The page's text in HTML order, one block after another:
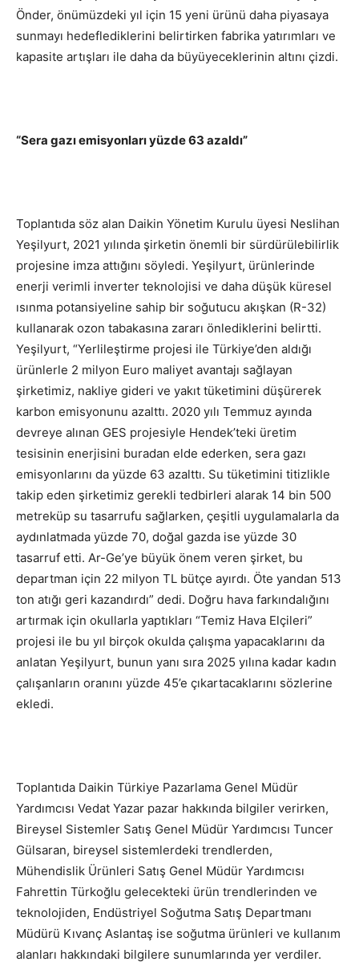
Önder, önümüzdeki yıl için 15 yeni ürünü daha piyasaya
sunmayı hedeflediklerini belirtirken fabrika yatırımları ve
kapasite artışları ile daha da büyüyeceklerinin altını çizdi.
“Sera gazı emisyonları yüzde 63 azaldı”
Toplantıda söz alan Daikin Yönetim Kurulu üyesi Neslihan
Yeşilyurt, 2021 yılında şirketin önemli bir sürdürülebilirlik
projesine imza attığını söyledi. Yeşilyurt, ürünlerinde
enerji verimli inverter teknolojisi ve daha düşük küresel
ısınma potansiyeline sahip bir soğutucu akışkan (R-32)
kullanarak ozon tabakasına zararı önlediklerini belirtti.
Yeşilyurt, “Yerlileştirme projesi ile Türkiye’den aldığı
ürünlerle 2 milyon Euro maliyet avantajı sağlayan
şirketimiz, nakliye gideri ve yakıt tüketimini düşürerek
karbon emisyonunu azalttı. 2020 yılı Temmuz ayında
devreye alınan GES projesiyle Hendek’teki üretim
tesisinin enerjisini buradan elde ederken, sera gazı
emisyonlarını da yüzde 63 azalttı. Su tüketimini titizlikle
takip eden şirketimiz gerekli tedbirleri alarak 14 bin 500
metreküp su tasarrufu sağlarken, çeşitli uygulamalarla da
aydınlatmada yüzde 70, doğal gazda ise yüzde 30
tasarruf etti. Ar-Ge’ye büyük önem veren şirket, bu
departman için 22 milyon TL bütçe ayırdı. Öte yandan 513
ton atığı geri kazandırdı” dedi. Doğru hava farkındalığını
artırmak için okullarla yaptıkları “Temiz Hava Elçileri”
projesi ile bu yıl birçok okulda çalışma yapacaklarını da
anlatan Yeşilyurt, bunun yanı sıra 2025 yılına kadar kadın
çalışanların oranını yüzde 45’e çıkartacaklarını sözlerine
ekledi.
Toplantıda Daikin Türkiye Pazarlama Genel Müdür
Yardımcısı Vedat Yazar pazar hakkında bilgiler verirken,
Bireysel Sistemler Satış Genel Müdür Yardımcısı Tuncer
Gülsaran, bireysel sistemlerdeki trendlerden,
Mühendislik Ürünleri Satış Genel Müdür Yardımcısı
Fahrettin Türkoğlu gelecekteki ürün trendlerinden ve
teknolojiden, Endüstriyel Soğutma Satış Departmanı
Müdürü Kıvanç Aslantaş ise soğutma ürünleri ve kullanım
alanları hakkındaki bilgilere sunumlarında yer verdiler.